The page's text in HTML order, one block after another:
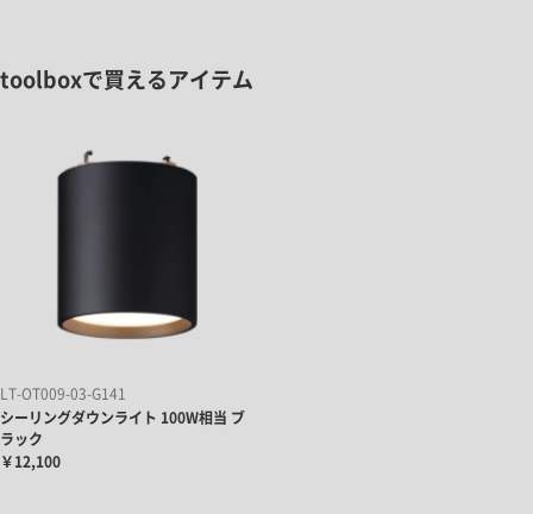
toolboxで買えるアイテム
LT-OT009-03-G141
シーリングダウンライト 100W相当 ブ
ラック
￥12,100